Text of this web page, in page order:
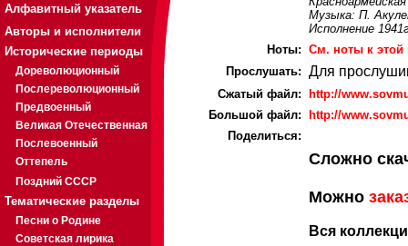
Алфавитный указатель
Авторы и исполнители
Исторические периоды
Дореволюционный
Послереволюционный
Предвоенный
Великая Отечественная
Послевоенный
Оттепель
Поздний СССР
Тематические разделы
Песни о Родине
Советская лирика
Музыка: П.
Исполнение
Ноты: Cм. ноты к этой
Прослушать: Для
Cжатый файл:
http://
Большой файл:
http://
Поделиться:
Сложно
Можно
Вся